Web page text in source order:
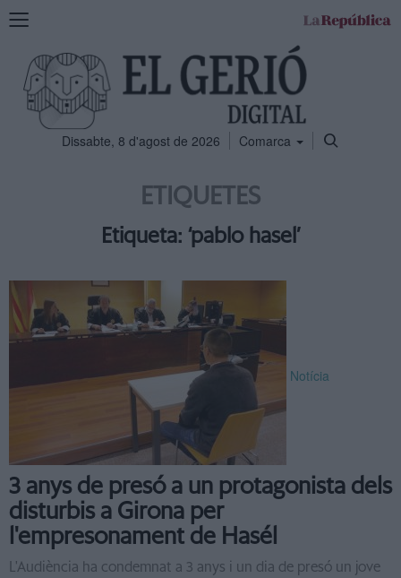
Mostra
navegació
Dissabte, 8 d'agost de 2026 Comarca
ETIQUETES
Etiqueta: ‘pablo hasel’
Notícia
3 anys de presó a un protagonista dels
disturbis a Girona per
l'empresonament de Hasél
L'Audiència ha condemnat a 3 anys i un dia de presó un jove